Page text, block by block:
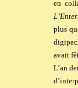
en
plus
avait
L’an